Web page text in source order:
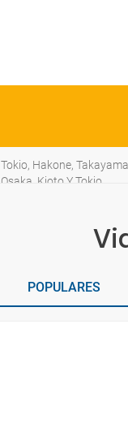
Tokio, Hakone,
Osaka, Kioto Y Tokio
POPULARES